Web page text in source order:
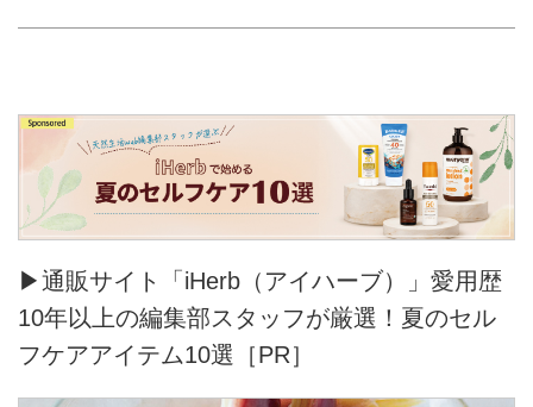
▶通販サイト「iHerb（アイハーブ）」愛用歴
10年以上の編集部スタッフが厳選！夏のセル
フケアアイテム10選［PR］